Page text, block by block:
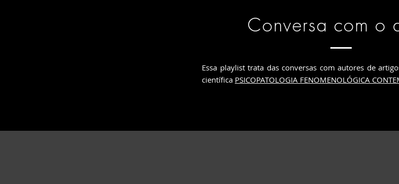
Conversa com o
Essa playlist trata das conversas com autores de
científica PSICOPATOLOGIA FENOMENOLÓGICA